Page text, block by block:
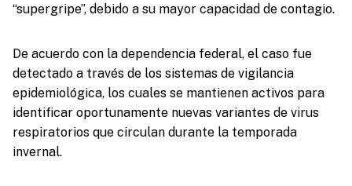
“supergripe”, debido a su mayor capacidad de contagio.
De acuerdo con la dependencia federal, el caso fue
detectado a través de los sistemas de vigilancia
epidemiológica, los cuales se mantienen activos para
identificar oportunamente nuevas variantes de virus
respiratorios que circulan durante la temporada
invernal.